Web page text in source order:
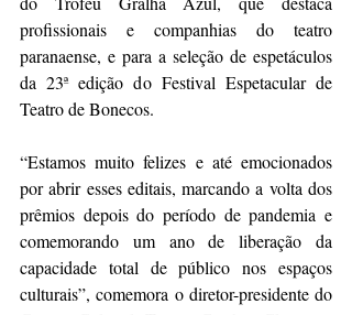
profissionais e companhias do teatro
paranaense, e para a seleção de espetáculos
da 23ª edição do Festival Espetacular de
Teatro de Bonecos.
“Estamos muito felizes e até emocionados
por abrir esses editais, marcando a volta dos
prêmios depois do período de pandemia e
comemorando um ano de liberação da
capacidade total de público nos espaços
culturais”, comemora o diretor-presidente do